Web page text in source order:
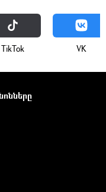
ТikТоk VK